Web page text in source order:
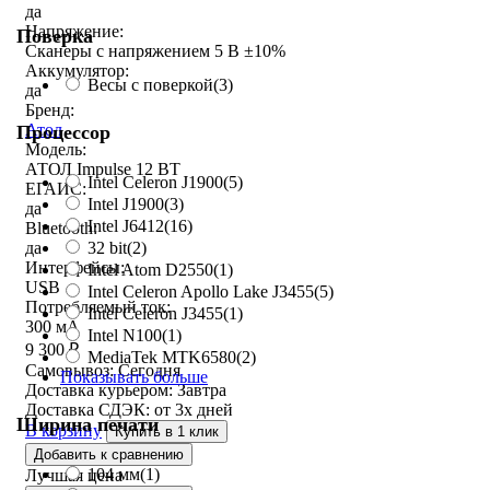
Поверка
Весы с поверкой(3)
Процессор
Intel Celeron J1900(5)
Intel J1900(3)
Intel J6412(16)
32 bit(2)
Intel Atom D2550(1)
Intel Celeron Apollo Lake J3455(5)
Intel Celeron J3455(1)
Intel N100(1)
MediaTek MTK6580(2)
Показывать больше
Ширина печати
104 мм(1)
да
Напряжение:
Сканеры с напряжением 5 В ±10%
Аккумулятор:
да
Бренд:
Атол
Модель:
АТОЛ Impulse 12 BT
ЕГАИС:
да
Bluetooth:
да
Интерфейсы:
USB
Потребляемый ток:
300 мА
9 300₽
Самовывоз:Сегодня
Доставка курьером:Завтра
Доставка СДЭК: от 3х дней
В корзину
Купить в 1 клик
Добавить к сравнению
Лучшая цена